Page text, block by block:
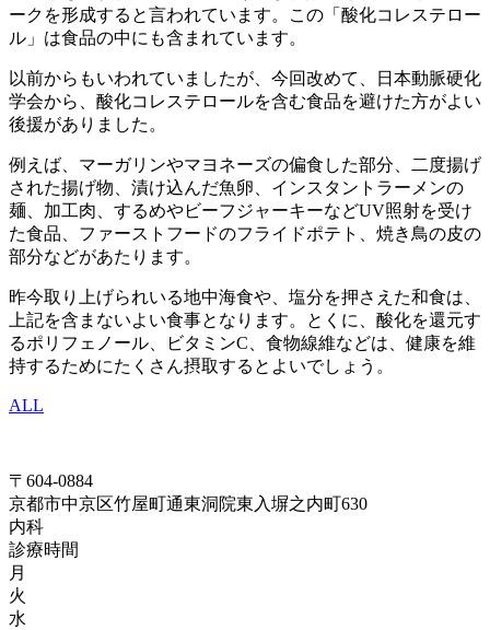
ークを形成すると言われています。この「酸化コレステロー
ル」は食品の中にも含まれています。
以前からもいわれていましたが、今回改めて、日本動脈硬化
学会から、酸化コレステロールを含む食品を避けた方がよい
後援がありました。
例えば、マーガリンやマヨネーズの偏食した部分、二度揚げ
された揚げ物、漬け込んだ魚卵、インスタントラーメンの
麺、加工肉、するめやビーフジャーキーなどUV照射を受け
た食品、ファーストフードのフライドポテト、焼き鳥の皮の
部分などがあたります。
昨今取り上げられいる地中海食や、塩分を押さえた和食は、
上記を含まないよい食事となります。とくに、酸化を還元す
るポリフェノール、ビタミンC、食物線維などは、健康を維
持するためにたくさん摂取するとよいでしょう。
ALL
〒604-0884
京都市中京区竹屋町通東洞院東入塀之内町630
内科
診療時間
月
火
水